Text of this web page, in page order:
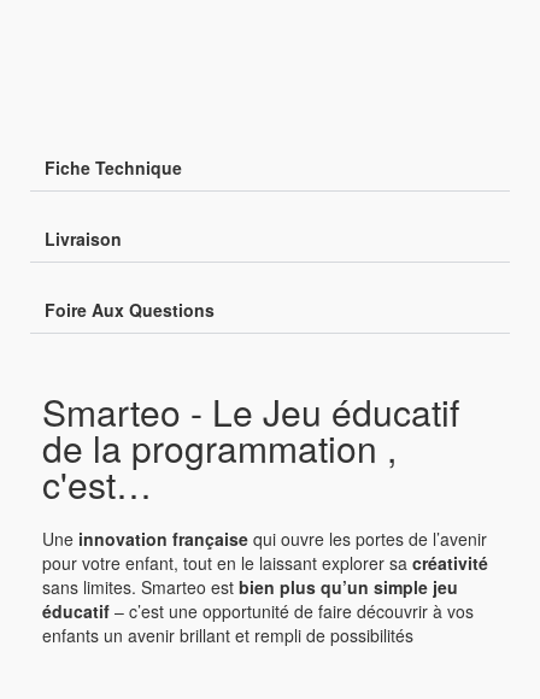
Fiche Technique
Livraison
Foire Aux Questions
Smarteo - Le Jeu éducatif
de la programmation ,
c'est…
Une innovation française qui ouvre les portes de l’avenir
pour votre enfant, tout en le laissant explorer sa créativité
sans limites. Smarteo est bien plus qu’un simple jeu
éducatif – c’est une opportunité de faire découvrir à vos
enfants un avenir brillant et rempli de possibilités